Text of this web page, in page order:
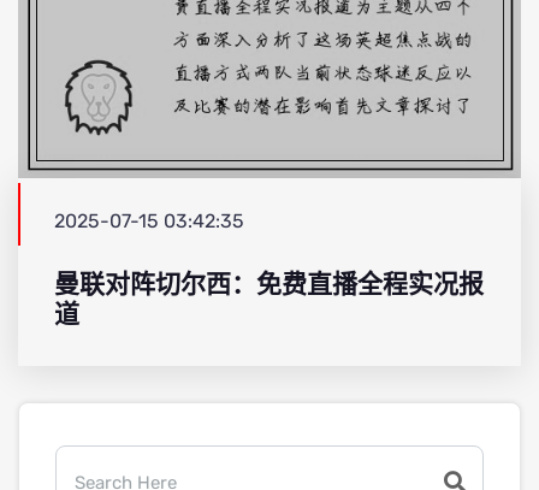
2025-07-15 03:42:35
曼联对阵切尔西：免费直播全程实况报
道